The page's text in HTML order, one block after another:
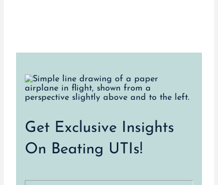
Get Exclusive Insights
On Beating UTIs!